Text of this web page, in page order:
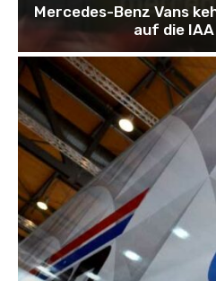
Mercedes-Benz Vans
auf die